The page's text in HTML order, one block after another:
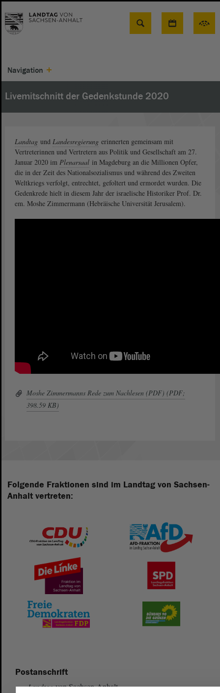
Suche
Navigation
Livemitschnitt der Gedenkstunde 2020
Landtag und Landesregierung erinnerten gemeinsam mit
Vertreterinnen und Vertretern aus Politik und Gesellschaft am 27.
Januar 2020 im Plenarsaal in Magdeburg an die Millionen Opfer,
die in der Zeit des Nationalsozialismus und während des Zweiten
Weltkriegs verfolgt, entrechtet, gefoltert und ermordet wurden. Die
Gedenkrede hielt in diesem Jahr der israelische Historiker Prof. Dr.
em. Moshe Zimmermann (Hebräische Universität Jerusalem).
Moshe Zimmermanns Rede zum Nachlesen (PDF) (PDF;
398.59 KB)
Folgende Fraktionen sind im Landtag von Sachsen-
Anhalt vertreten:
Postanschrift
Landtagvon Sachsen-Anhalt